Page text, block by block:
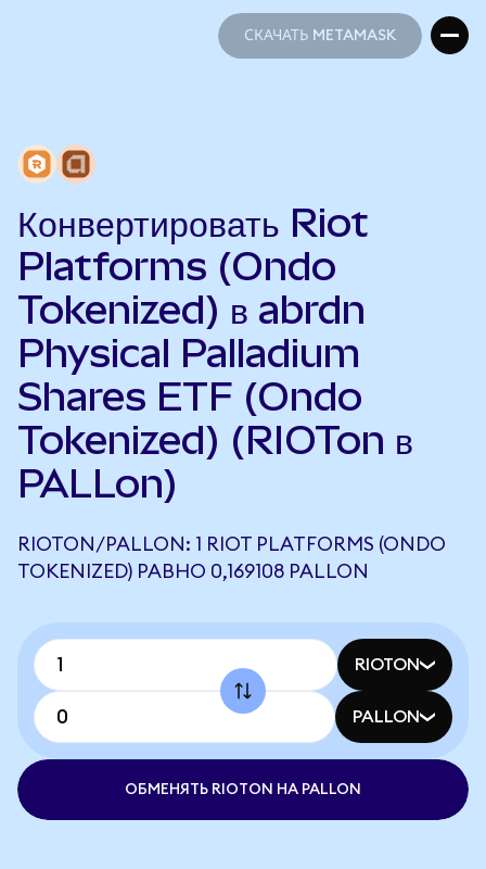
СКАЧАТЬ METAMASK
Конвертировать Riot
Platforms (Ondo
Tokenized) в abrdn
Physical Palladium
Shares ETF (Ondo
Tokenized) (RIOTon в
PALLon)
RIOTON/PALLON: 1 RIOT PLATFORMS (ONDO
TOKENIZED) РАВНО 0,169108 PALLON
RIOTON
PALLON
ОБМЕНЯТЬ RIOTON НА PALLON